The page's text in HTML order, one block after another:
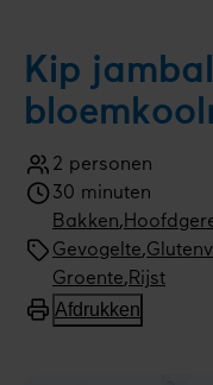
Kip
Aantal
personen
2 personen
Kooktijd
30 minuten
Bereidingswijze
Bakken
Soort
gerecht
Gevogelte,
Type
gerecht
Groente,Rijst
Afdrukken